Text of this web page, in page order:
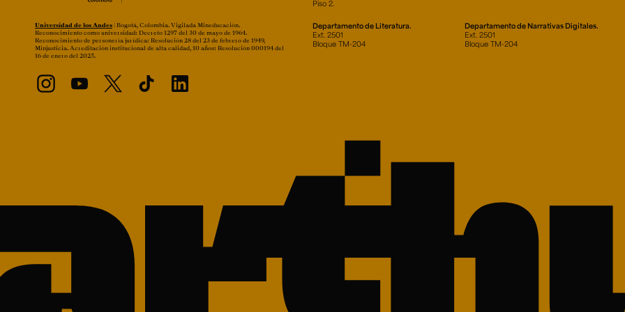
Piso 2.
Departamento de Literatura.
Ext. 2501
Bloque TM-204
Departamento de Narrativas Digitales.
Ext. 2501
Bloque TM-204
Universidad de los Andes | Bogotá, Colombia. Vigilada Mineducación.
Reconocimiento como universidad: Decreto 1297 del 30 de mayo de 1964.
Reconocimiento de personería jurídica: Resolución 28 del 23 de febrero de 1949,
Minjusticia. Acreditación institucional de alta calidad, 10 años: Resolución 000194 del
16 de enero del 2025.